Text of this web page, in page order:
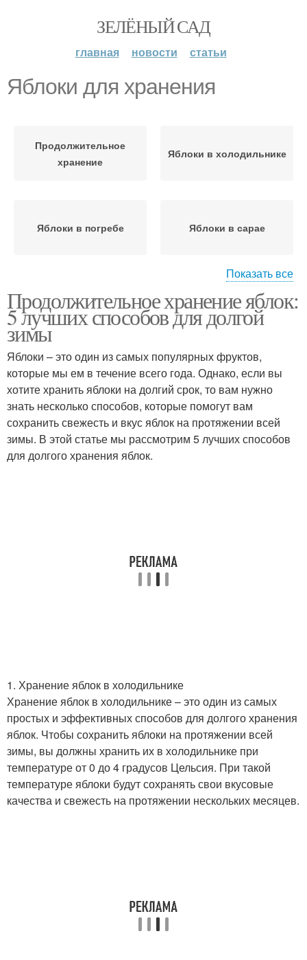
ЗЕЛЁНЫЙ САД
главная новости статьи
Яблоки для хранения
Продолжительное
хранение
Яблоки в холодильнике
Яблоки в погребе Яблоки в сарае
Яблоки в подвале
Яблоки в специальной
ячейке
Температура для
хранения
Яблоки на зиму
Яблоки во время
Яблоки для долгого
условиях
Яблоки к употреблению Яблоки в сухом месте
Показать все
Продолжительное хранение яблок:
5 лучших способов для долгой
зимы
Яблоки – это один из самых популярных фруктов,
которые мы ем в течение всего года. Однако, если вы
хотите хранить яблоки на долгий срок, то вам нужно
знать несколько способов, которые помогут вам
сохранить свежесть и вкус яблок на протяжении всей
зимы. В этой статье мы рассмотрим 5 лучших способов
для долгого хранения яблок.
1. Хранение яблок в холодильнике
Хранение яблок в холодильнике – это один из самых
простых и эффективных способов для долгого хранения
яблок. Чтобы сохранить яблоки на протяжении всей
зимы, вы должны хранить их в холодильнике при
температуре от 0 до 4 градусов Цельсия. При такой
температуре яблоки будут сохранять свои вкусовые
качества и свежесть на протяжении нескольких месяцев.